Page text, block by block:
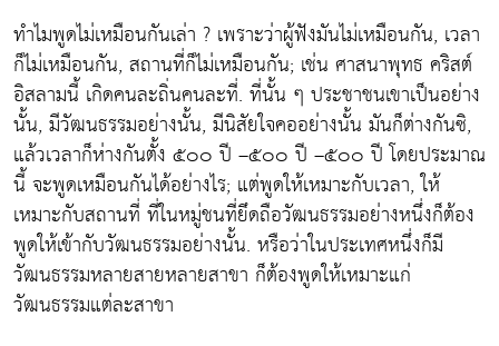
ทำไมพูดไม่เหมือนกันเล่า ? เพราะว่าผู้ฟังมันไม่เหมือนกัน, เวลา
ก็ไม่เหมือนกัน, สถานที่ก็ไม่เหมือนกัน; เช่น ศาสนาพุทธ คริสต์
อิสลามนี้ เกิดคนละถิ่นคนละที่. ที่นั้น ๆ ประชาชนเขาเป็นอย่าง
นั้น, มีวัฒนธรรมอย่างนั้น, มีนิสัยใจคออย่างนั้น มันก็ต่างกันซิ,
แล้วเวลาก็ห่างกันตั้ง ๕๐๐ ปี –๕๐๐ ปี –๕๐๐ ปี โดยประมาณ
นี้ จะพูดเหมือนกันได้อย่างไร; แต่พูดให้เหมาะกับเวลา, ให้
เหมาะกับสถานที่ ที่ในหมู่ชนที่ยึดถือวัฒนธรรมอย่างหนึ่งก็ต้อง
พูดให้เข้ากับวัฒนธรรมอย่างนั้น. หรือว่าในประเทศหนึ่งก็มี
วัฒนธรรมหลายสายหลายสาขา ก็ต้องพูดให้เหมาะแก่
วัฒนธรรมแต่ละสาขา